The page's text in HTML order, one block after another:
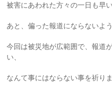
被害にあわれた方々の一日も早
あと、偏った報道にならないよ
今回は被災地が広範囲で、報道
い、
なんて事にはならない事を祈りま